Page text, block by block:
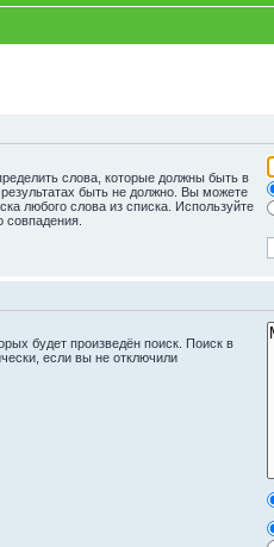
слова, которые должны быть в
быть не должно. Вы можете
любого слова из списка. Используйте
совпадения.
будет произведён поиск. Поиск в
если вы не отключили